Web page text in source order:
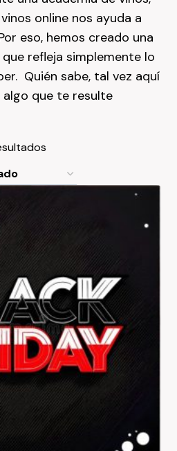
online nos ayuda a
eso, hemos creado una
refleja simplemente lo
Quién sabe, tal vez aquí
que te resulte